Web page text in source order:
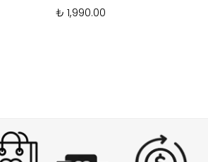
₺ 1,990.00